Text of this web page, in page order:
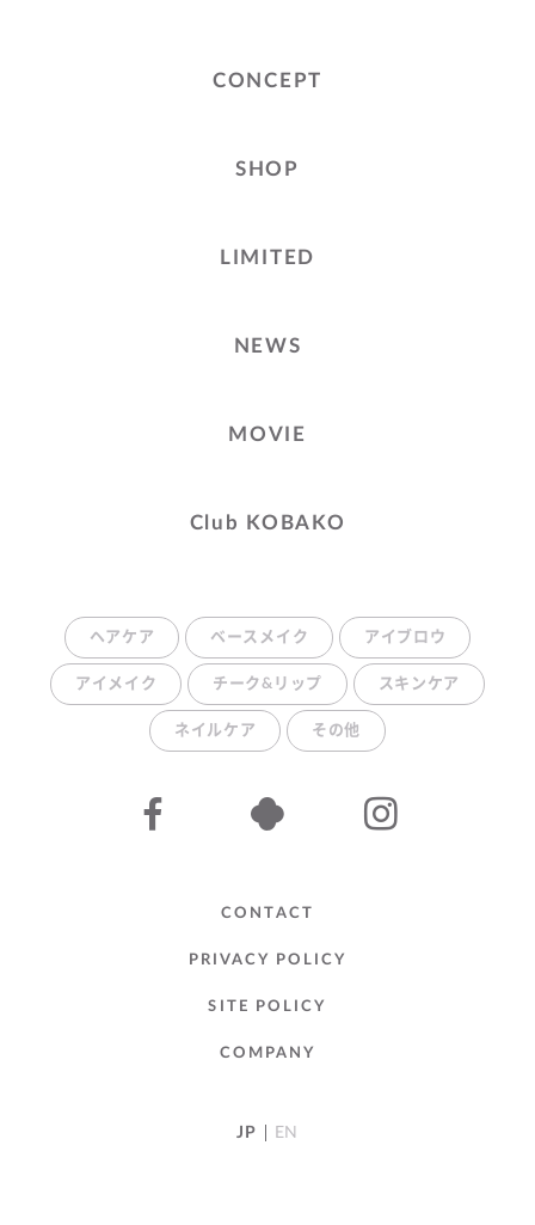
CONCEPT
SHOP
LIMITED
NEWS
MOVIE
Club KOBAKO
ヘアケア ベースメイク アイブロウ
アイメイク チーク&リップ スキンケア
ネイルケア その他
CONTACT
PRIVACY POLICY
SITE POLICY
COMPANY
JP EN